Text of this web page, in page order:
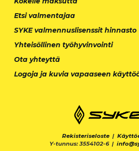
Etsi valmentajaa
SYKE valmennuslisenssit hinnasto
Yhteisöllinen työhyvinvointi
Ota yhteyttä
Logoja ja kuvia vapaaseen
Rekisteriseloste |
Y-tunnus: 3554102-6 |